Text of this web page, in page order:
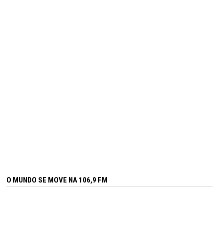
O MUNDO SE MOVE NA 106,9 FM